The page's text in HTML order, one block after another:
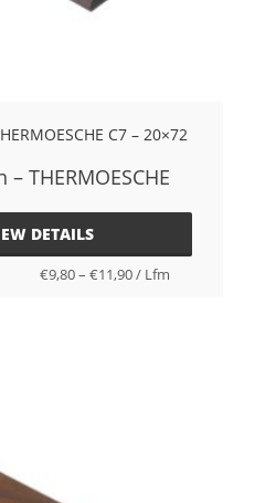
C7 – 20×72
THERMOESCHE
DETAILS
€9,80– €11,90/ Lfm